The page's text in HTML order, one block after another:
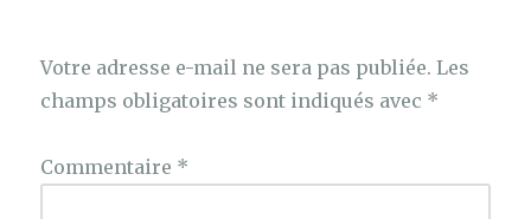
Votre adresse e-mail ne sera pas publiée. Les
champs obligatoires sont indiqués avec *
Commentaire *